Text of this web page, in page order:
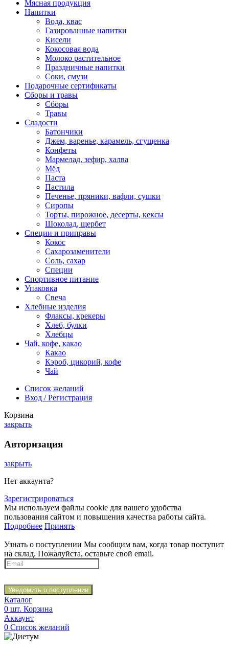
Мясная продукция
Напитки
Вода, квас
Газированные напитки
Кисели
Кокосовая вода
Молоко растительное
Праздничные напитки
Соки, смузи
Подарочные сертификаты
Сборы и травы
Сборы
Травы
Сладости
Батончики
Джем, варенье, карамель, сгущенка
Конфеты
Мармелад, зефир, халва
Мёд
Паста
Пастила
Печенье, пряники, вафли, сушки
Сиропы
Торты, пирожное, десерты, кексы
Шоколад, щербет
Специи и приправы
Кокос
Сахарозаменители
Соль, сахар
Специи
Спортивное питание
Упаковка
Свеча
Хлебные изделия
Флаксы, крекеры
Хлеб, булки
Хлебцы
Чай, кофе, какао
Какао
Кэроб, цикорий, кофе
Чай
Список желаний
Вход / Регистрация
Корзина
закрыть
Авторизация
закрыть
Нет аккаунта?
Зарегистрироваться
Мы используем файлы cookie для вашего удобства
пользования сайтом и повышения качества работы сайта.
Подробнее Принять
Узнать о поступлении Мы сообщим вам, когда товар поступит
на склад. Пожалуйста, оставьте свой email.
Уведомить о поступлении
Каталог
0 шт. Корзина
Аккаунт
0 Список желаний